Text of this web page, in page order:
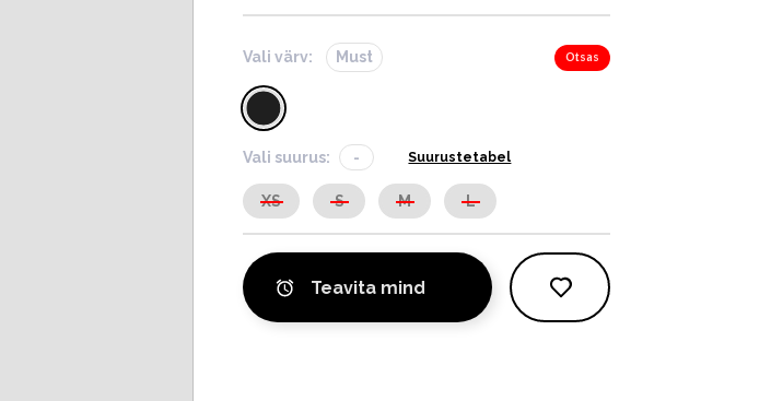
Vali värv: Must Otsas
Vali suurus: - Suurustetabel
XS S M L
Teavita mind